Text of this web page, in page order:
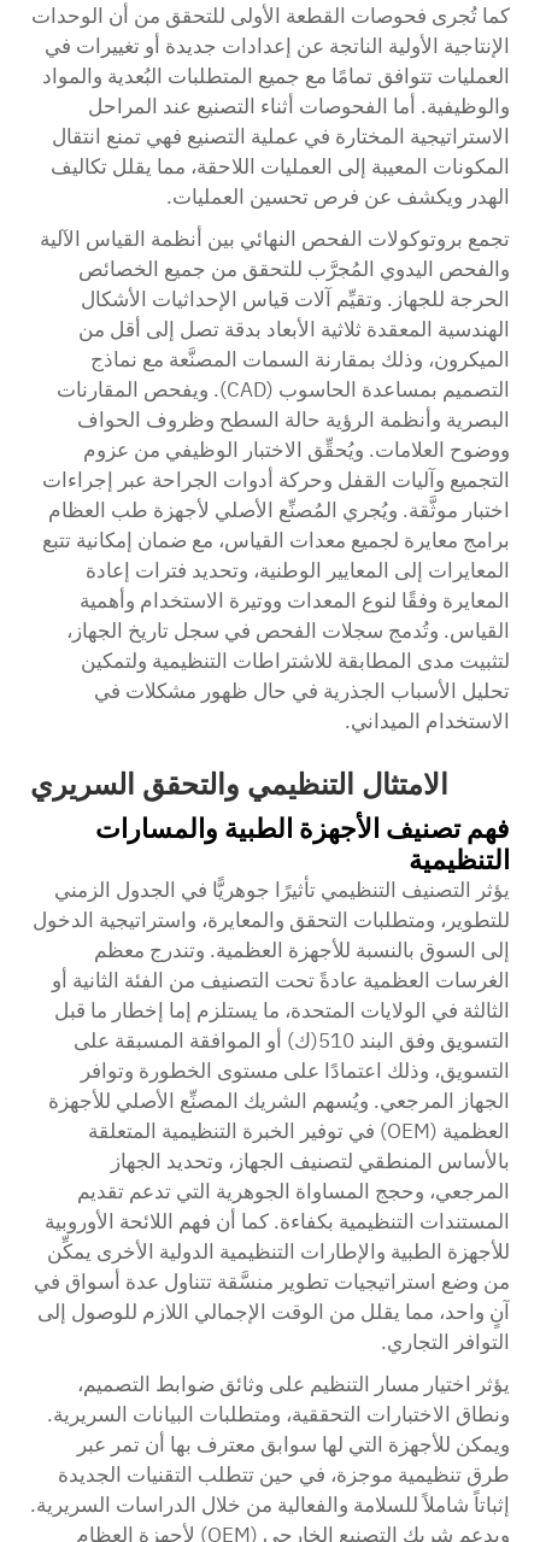
كما تُجرى فحوصات القطعة الأولى للتحقق من أن الوحدات
الإنتاجية الأولية الناتجة عن إعدادات جديدة أو تغييرات في
العمليات تتوافق تمامًا مع جميع المتطلبات البُعدية والمواد
والوظيفية. أما الفحوصات أثناء التصنيع عند المراحل
الاستراتيجية المختارة في عملية التصنيع فهي تمنع انتقال
المكونات المعيبة إلى العمليات اللاحقة، مما يقلل تكاليف
الهدر ويكشف عن فرص تحسين العمليات.
تجمع بروتوكولات الفحص النهائي بين أنظمة القياس الآلية
والفحص اليدوي المُجرَّب للتحقق من جميع الخصائص
الحرجة للجهاز. وتقيِّم آلات قياس الإحداثيات الأشكال
الهندسية المعقدة ثلاثية الأبعاد بدقة تصل إلى أقل من
الميكرون، وذلك بمقارنة السمات المصنَّعة مع نماذج
التصميم بمساعدة الحاسوب (CAD). ويفحص المقارنات
البصرية وأنظمة الرؤية حالة السطح وظروف الحواف
ووضوح العلامات. ويُحقِّق الاختبار الوظيفي من عزوم
التجميع وآليات القفل وحركة أدوات الجراحة عبر إجراءات
اختبار موثَّقة. ويُجري المُصنِّع الأصلي لأجهزة طب العظام
برامج معايرة لجميع معدات القياس، مع ضمان إمكانية تتبع
المعايرات إلى المعايير الوطنية، وتحديد فترات إعادة
المعايرة وفقًا لنوع المعدات ووتيرة الاستخدام وأهمية
القياس. وتُدمج سجلات الفحص في سجل تاريخ الجهاز،
لتثبيت مدى المطابقة للاشتراطات التنظيمية ولتمكين
تحليل الأسباب الجذرية في حال ظهور مشكلات في
الاستخدام الميداني.
الامتثال التنظيمي والتحقق السريري
فهم تصنيف الأجهزة الطبية والمسارات
التنظيمية
يؤثر التصنيف التنظيمي تأثيرًا جوهريًّا في الجدول الزمني
للتطوير، ومتطلبات التحقق والمعايرة، واستراتيجية الدخول
إلى السوق بالنسبة للأجهزة العظمية. وتندرج معظم
الغرسات العظمية عادةً تحت التصنيف من الفئة الثانية أو
الثالثة في الولايات المتحدة، ما يستلزم إما إخطار ما قبل
التسويق وفق البند 510(ك) أو الموافقة المسبقة على
التسويق، وذلك اعتمادًا على مستوى الخطورة وتوافر
الجهاز المرجعي. ويُسهم الشريك المصنِّع الأصلي للأجهزة
العظمية (OEM) في توفير الخبرة التنظيمية المتعلقة
بالأساس المنطقي لتصنيف الجهاز، وتحديد الجهاز
المرجعي، وحجج المساواة الجوهرية التي تدعم تقديم
المستندات التنظيمية بكفاءة. كما أن فهم اللائحة الأوروبية
للأجهزة الطبية والإطارات التنظيمية الدولية الأخرى يمكِّن
من وضع استراتيجيات تطوير منسَّقة تتناول عدة أسواق في
آنٍ واحد، مما يقلل من الوقت الإجمالي اللازم للوصول إلى
التوافر التجاري.
يؤثر اختيار مسار التنظيم على وثائق ضوابط التصميم،
ونطاق الاختبارات التحققية، ومتطلبات البيانات السريرية.
ويمكن للأجهزة التي لها سوابق معترف بها أن تمر عبر
طرق تنظيمية موجزة، في حين تتطلب التقنيات الجديدة
إثباتاً شاملاً للسلامة والفعالية من خلال الدراسات السريرية.
ويدعم شريك التصنيع الخارجي (OEM) لأجهزة العظام